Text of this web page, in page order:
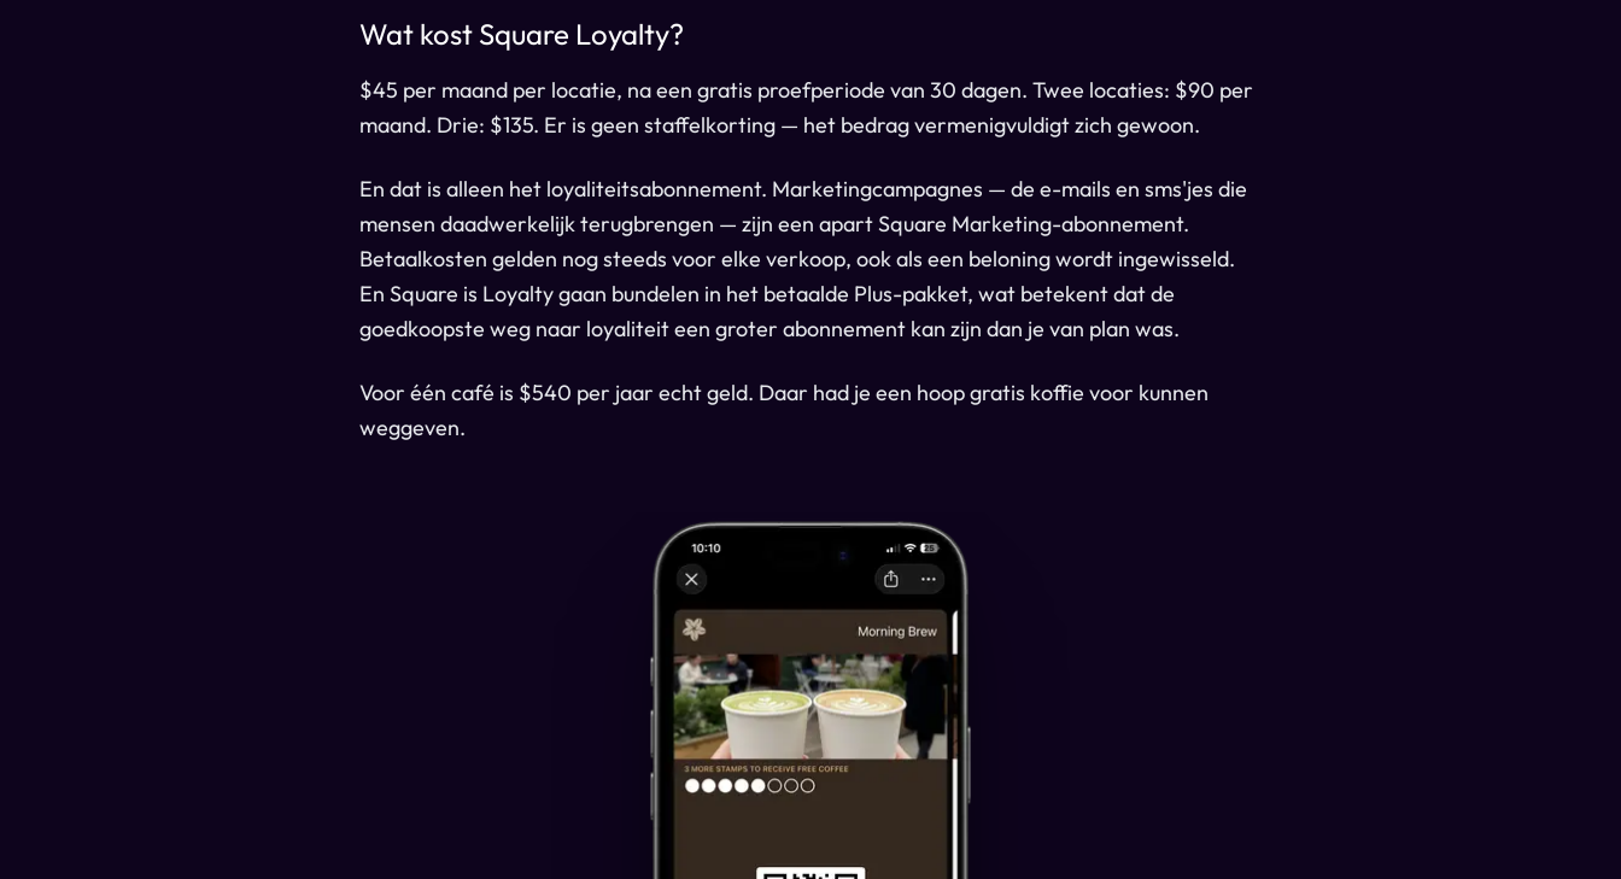
Wat kost Square Loyalty?
$45 per maand per locatie, na een gratis proefperiode van 30 dagen. Twee locaties: $90 per
maand. Drie: $135. Er is geen staffelkorting — het bedrag vermenigvuldigt zich gewoon.
En dat is alleen het loyaliteitsabonnement. Marketingcampagnes — de e-mails en sms'jes die
mensen daadwerkelijk terugbrengen — zijn een apart Square Marketing-abonnement.
Betaalkosten gelden nog steeds voor elke verkoop, ook als een beloning wordt ingewisseld.
En Square is Loyalty gaan bundelen in het betaalde Plus-pakket, wat betekent dat de
goedkoopste weg naar loyaliteit een groter abonnement kan zijn dan je van plan was.
Voor één café is $540 per jaar echt geld. Daar had je een hoop gratis koffie voor kunnen
weggeven.